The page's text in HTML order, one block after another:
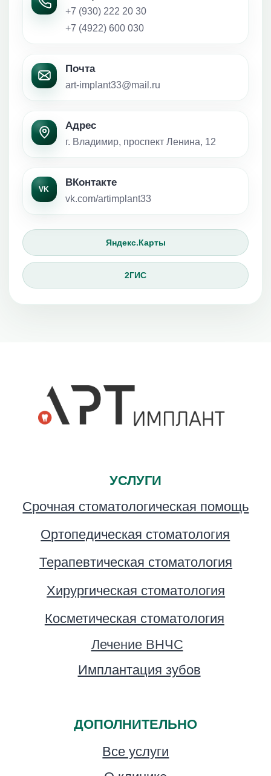
+7 (930) 222 20 30
+7 (4922) 600 030
Почта
art-implant33@mail.ru
Адрес
г. Владимир, проспект Ленина, 12
VK
ВКонтакте
vk.com/artimplant33
Яндекс.Карты
2ГИС